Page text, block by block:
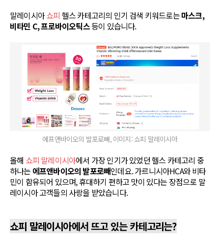
말레이시아쇼피 헬스 카테고리의 인기 검색 키워드로는마스크,
비타민 C, 프로바이오틱스등이 있습니다.
에프앤바이오의 발포로빼, 이미지: 쇼피 말레이시아
올해 쇼피 말레이시아에서 가장 인기가 있었던 헬스 카테고리 중
하나는 에프앤바이오의 발포로빼인데요. 가르니시아HCA와 비타
민이 함유되어 있으며, 휴대하기 편하고 맛이 있다는 장점으로 말
레이시아 고객들의 사랑을 받았습니다.
쇼피 말레이시아에서 뜨고 있는 카테고리는?